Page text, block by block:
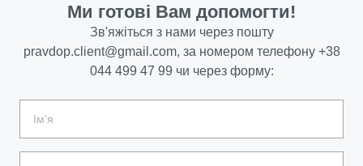
Ми готові Вам допомогти!
Зв'яжіться з нами через пошту
pravdop.client@gmail.com, за номером телефону +38
044 499 47 99 чи через форму: